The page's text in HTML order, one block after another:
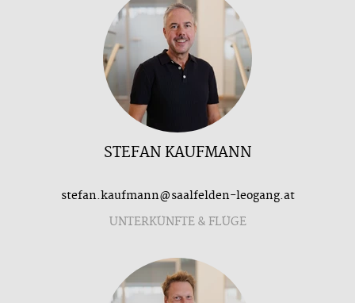
STEFAN KAUFMANN
stefan.kaufmann@saalfelden-leogang.at
UNTERKÜNFTE & FLÜGE